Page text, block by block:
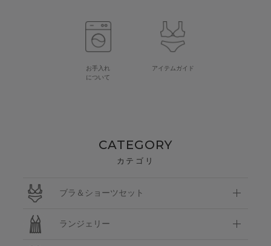
お手入れ
について
アイテムガイド
CATEGORY
カテゴリ
ブラ＆ショーツセット
ランジェリー